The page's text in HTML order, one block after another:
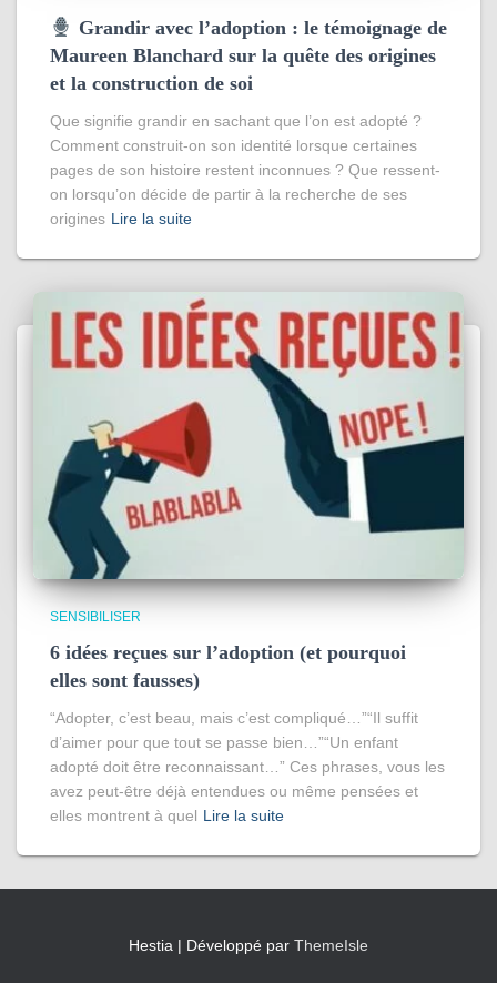
Grandir avec l’adoption : le témoignage de
Maureen Blanchard sur la quête des origines
et la construction de soi
Que signifie grandir en sachant que l’on est adopté ?
Comment construit-on son identité lorsque certaines
pages de son histoire restent inconnues ? Que ressent-
on lorsqu’on décide de partir à la recherche de ses
origines Lire la suite
SENSIBILISER
6 idées reçues sur l’adoption (et pourquoi
elles sont fausses)
“Adopter, c’est beau, mais c’est compliqué…”“Il suffit
d’aimer pour que tout se passe bien…”“Un enfant
adopté doit être reconnaissant…” Ces phrases, vous les
avez peut-être déjà entendues ou même pensées et
elles montrent à quel Lire la suite
Hestia | Développé par ThemeIsle